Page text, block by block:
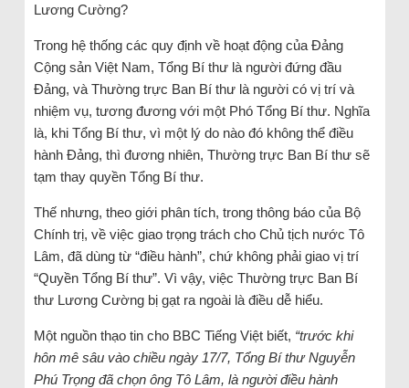
Lương Cường?
Trong hệ thống các quy định về hoạt động của Đảng
Cộng sản Việt Nam, Tổng Bí thư là người đứng đầu
Đảng, và Thường trực Ban Bí thư là người có vị trí và
nhiệm vụ, tương đương với một Phó Tổng Bí thư. Nghĩa
là, khi Tổng Bí thư, vì một lý do nào đó không thể điều
hành Đảng, thì đương nhiên, Thường trực Ban Bí thư sẽ
tạm thay quyền Tổng Bí thư.
Thế nhưng, theo giới phân tích, trong thông báo của Bộ
Chính trị, về việc giao trọng trách cho Chủ tịch nước Tô
Lâm, đã dùng từ “điều hành”, chứ không phải giao vị trí
“Quyền Tổng Bí thư”. Vì vậy, việc Thường trực Ban Bí
thư Lương Cường bị gạt ra ngoài là điều dễ hiểu.
Một nguồn thạo tin cho BBC Tiếng Việt biết, “trước khi
hôn mê sâu vào chiều ngày 17/7, Tổng Bí thư Nguyễn
Phú Trọng đã chọn ông Tô Lâm, là người điều hành